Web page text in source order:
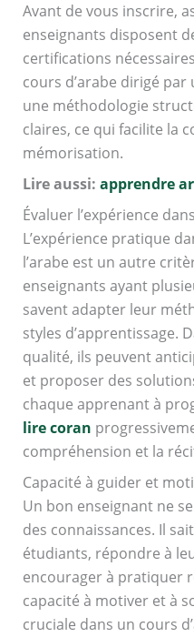
Avant de vous inscrire,
enseignants disposent
certifications
cours d’arabe dirigé
une méthodologie
claires, ce qui facilite la
mémorisation.
Lire aussi: apprendre
Évaluer l’expérience
L’expérience pratique
l’arabe est un autre
enseignants ayant
savent adapter leur
styles d’apprentissage.
qualité, ils peuvent
et proposer des
chaque apprenant à
lire coran
compréhension et la
Capacité à guider et
Un bon enseignant ne
des connaissances. Il
étudiants, répondre à
encourager à pratiquer
capacité à motiver et à
cruciale dans un cours